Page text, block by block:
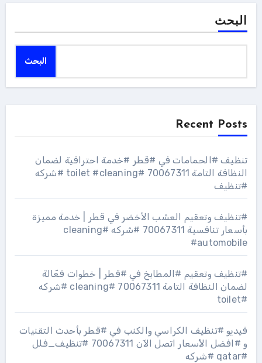
البحث
البحث
Recent Posts
تنظيف #الحمامات في #قطر #خدمة احترافية لضمان
النظافة التامة 70067311 #toilet #cleaning #شركه
#تنظيف
#تنظيف وتعقيم العشب الأخضر في قطر | خدمة مميزة
بأسعار تنافسية 70067311 #شركه #cleaning
#automobile
#تنظيف وتعقيم #المطابخ في #قطر | خطوات فعّالة
لضمان النظافة التامة 70067311 #cleaning #شركه
#toilet
فيديو #تنظيف الكراسي والكنب في #قطر بأحدث التقنيات
و #افضل الأسعار اتصل الآن 70067311 #تنظيف_فلل
#qatar #شركه